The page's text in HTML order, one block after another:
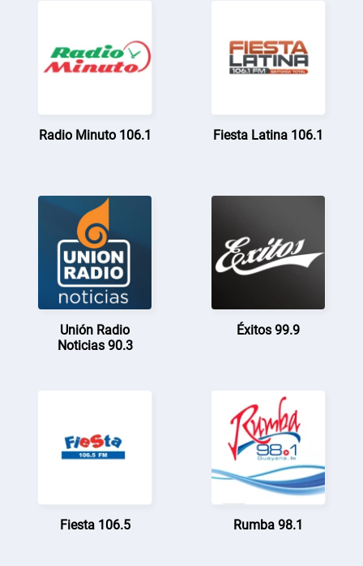
Radio Minuto 106.1 Fiesta Latina 106.1
Unión Radio
Noticias 90.3
Éxitos 99.9
Fiesta 106.5 Rumba 98.1